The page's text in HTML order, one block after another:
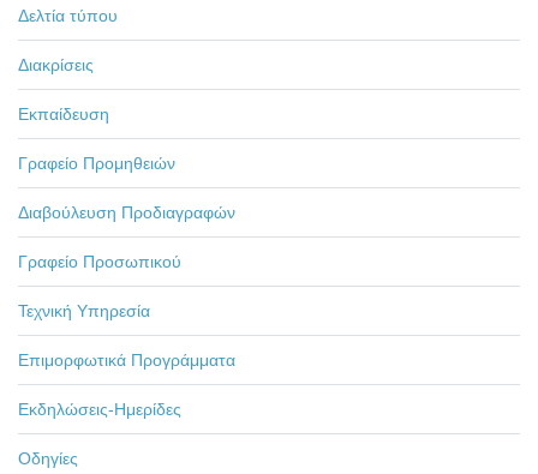
Δελτία τύπου
Διακρίσεις
Εκπαίδευση
Γραφείο Προμηθειών
Διαβούλευση Προδιαγραφών
Γραφείο Προσωπικού
Τεχνική Υπηρεσία
Επιμορφωτικά Προγράμματα
Εκδηλώσεις-Ημερίδες
Οδηγίες